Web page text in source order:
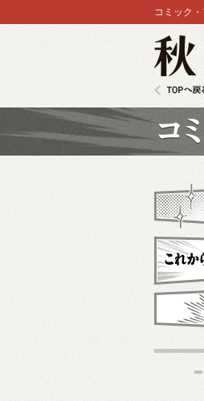
コミック
新刊・近刊
これから